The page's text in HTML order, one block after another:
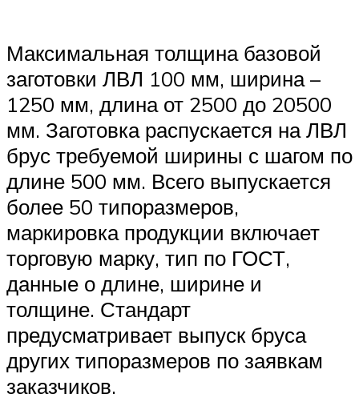
Максимальная толщина базовой
заготовки ЛВЛ 100 мм, ширина –
1250 мм, длина от 2500 до 20500
мм. Заготовка распускается на ЛВЛ
брус требуемой ширины с шагом по
длине 500 мм. Всего выпускается
более 50 типоразмеров,
маркировка продукции включает
торговую марку, тип по ГОСТ,
данные о длине, ширине и
толщине. Стандарт
предусматривает выпуск бруса
других типоразмеров по заявкам
заказчиков.